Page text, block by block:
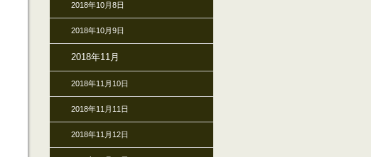
2018年10月8日
2018年10月9日
2018年11月
2018年11月10日
2018年11月11日
2018年11月12日